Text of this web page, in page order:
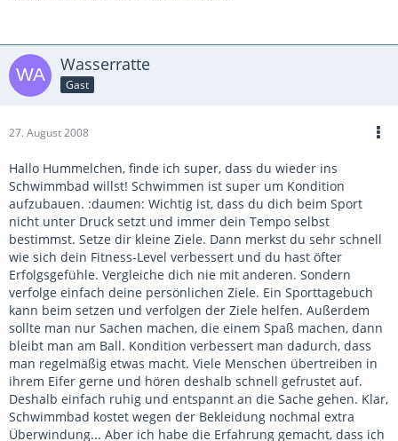
Wasserratte
Gast
27. August 2008
Hallo Hummelchen, finde ich super, dass du wieder ins
Schwimmbad willst! Schwimmen ist super um Kondition
aufzubauen. :daumen: Wichtig ist, dass du dich beim Sport
nicht unter Druck setzt und immer dein Tempo selbst
bestimmst. Setze dir kleine Ziele. Dann merkst du sehr schnell
wie sich dein Fitness-Level verbessert und du hast öfter
Erfolgsgefühle. Vergleiche dich nie mit anderen. Sondern
verfolge einfach deine persönlichen Ziele. Ein Sporttagebuch
kann beim setzen und verfolgen der Ziele helfen. Außerdem
sollte man nur Sachen machen, die einem Spaß machen, dann
bleibt man am Ball. Kondition verbessert man dadurch, dass
man regelmäßig etwas macht. Viele Menschen übertreiben in
ihrem Eifer gerne und hören deshalb schnell gefrustet auf.
Deshalb einfach ruhig und entspannt an die Sache gehen. Klar,
Schwimmbad kostet wegen der Bekleidung nochmal extra
Überwindung... Aber ich habe die Erfahrung gemacht, dass ich